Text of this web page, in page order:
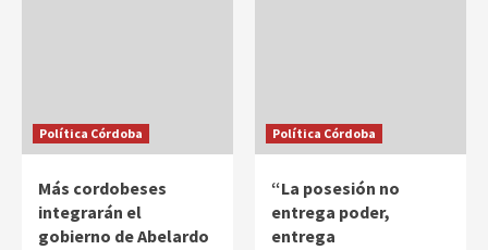
Política Córdoba
Más cordobeses
integrarán el
gobierno de Abelardo
Política Córdoba
“La posesión no
entrega poder,
entrega